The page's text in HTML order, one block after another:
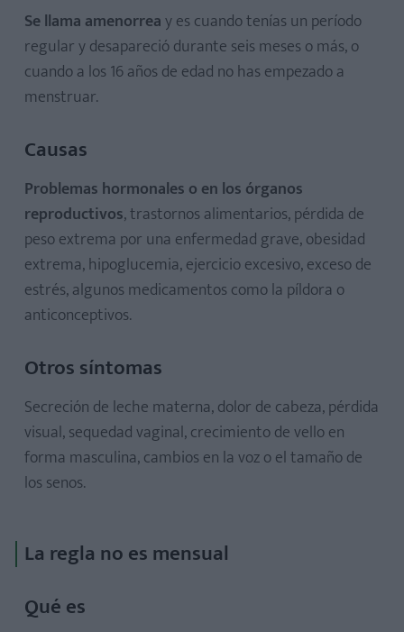
Consecuencias
Tratamiento
Qué es
Causas
Otros síntomas
Tratamiento
Se llama amenorreay es cuando tenías un período
regular y desapareció durante seis meses o más, o
cuando a los 16 años de edad no has empezado a
menstruar.
Causas
Problemas hormonales o en los órganos
reproductivos, trastornos alimentarios, pérdida de
peso extrema por una enfermedad grave, obesidad
extrema, hipoglucemia, ejercicio excesivo, exceso de
estrés, algunos medicamentos como la píldora o
anticonceptivos.
Otros síntomas
Secreción de leche materna, dolor de cabeza, pérdida
visual, sequedad vaginal, crecimiento de vello en
forma masculina, cambios en la voz o el tamaño de
los senos.
La regla no es mensual
Qué es